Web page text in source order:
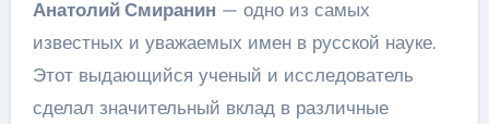
Анатолий Смиранин — одно из самых
известных и уважаемых имен в русской науке.
Этот выдающийся ученый и исследователь
сделал значительный вклад в различные